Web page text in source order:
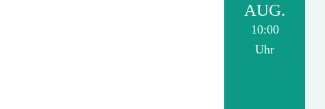
AUG.
10:00
Uhr